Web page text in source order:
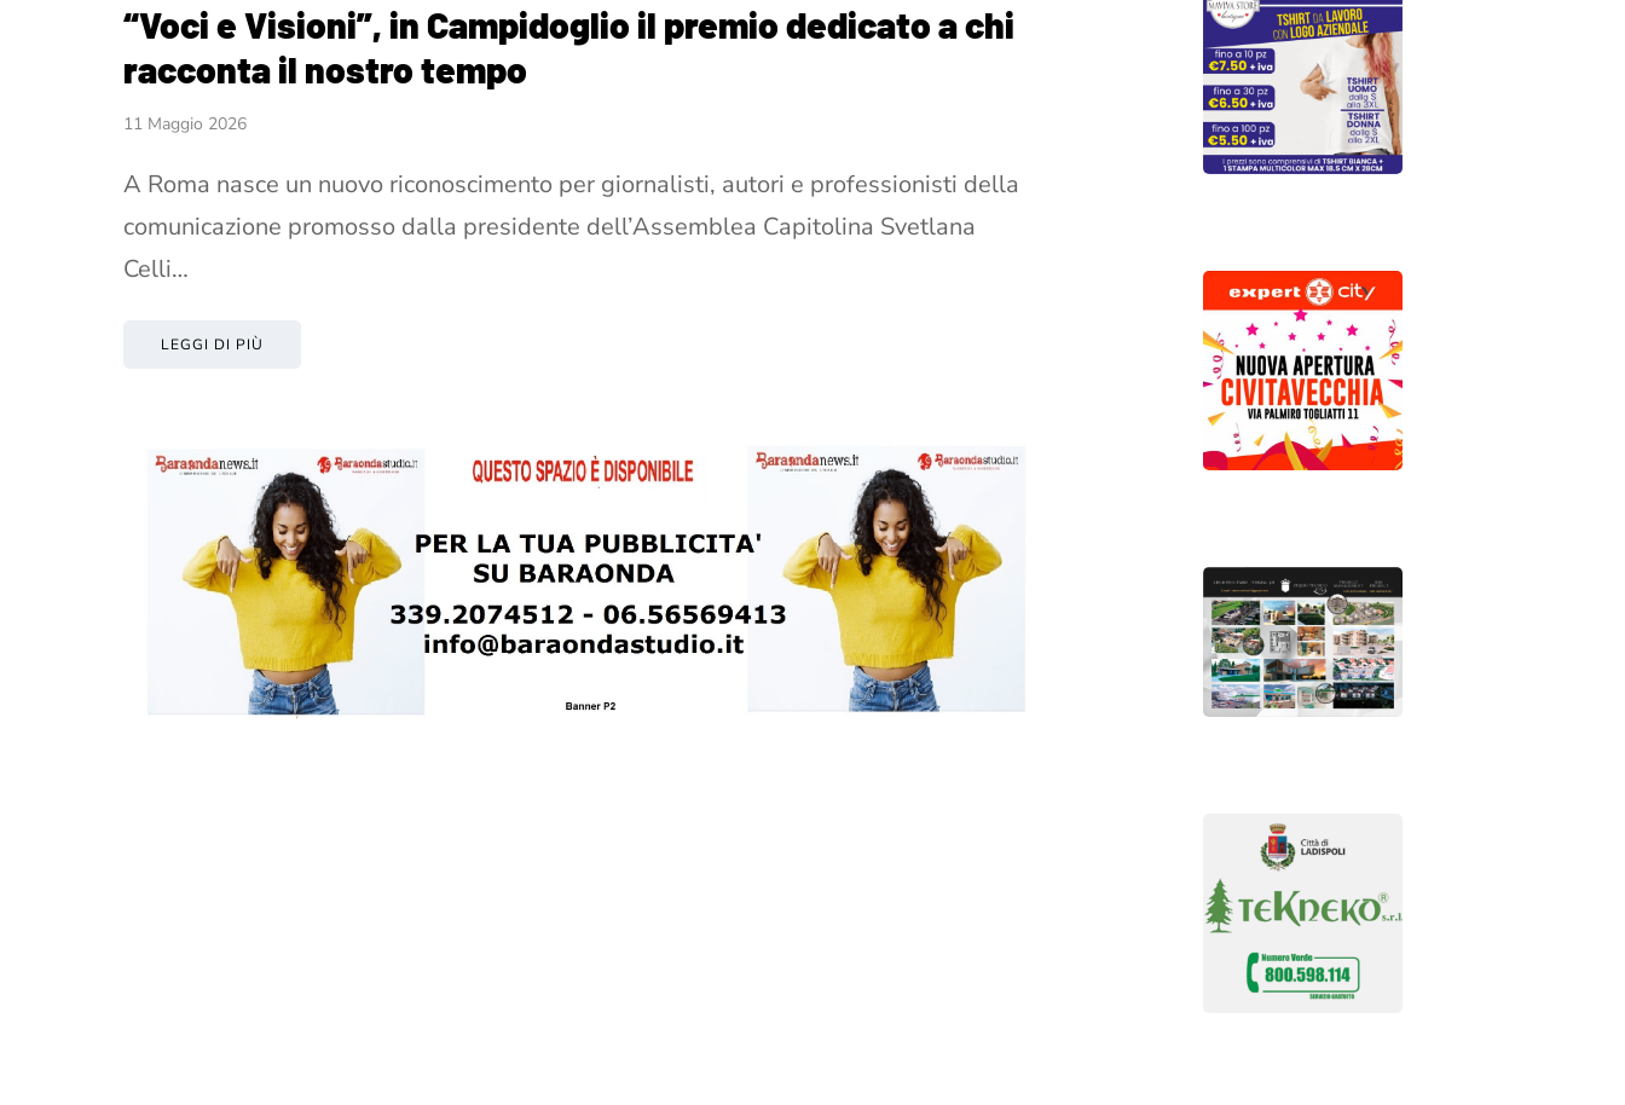
“Voci e Visioni”, in Campidoglio il premio dedicato a chi
racconta il nostro tempo
11 Maggio 2026
A Roma nasce un nuovo riconoscimento per giornalisti, autori e professionisti della
comunicazione promosso dalla presidente dell’Assemblea Capitolina Svetlana
Celli…
LEGGI DI PIÙ